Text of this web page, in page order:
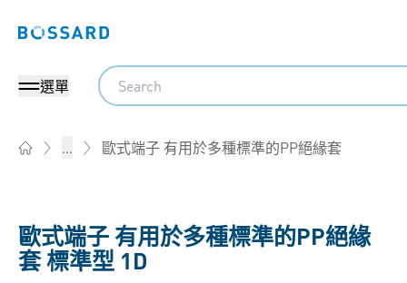
Bossard homepage
選單
Search
... 歐式端子 有用於多種標準的PP絕緣套
歐式端子 有用於多種標準的PP絕緣
套 標準型 1D